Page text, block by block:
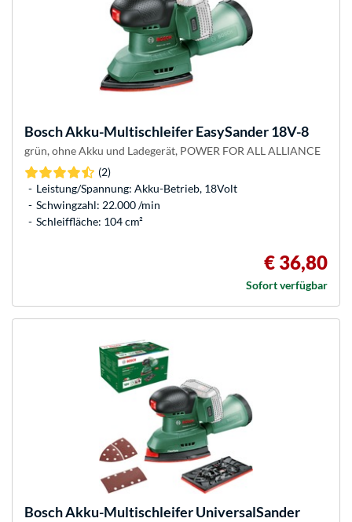
BoschAkku-Multischleifer EasySander 18V-8
grün, ohne Akku und Ladegerät, POWER FOR ALL ALLIANCE
(2)
Leistung/Spannung: Akku-Betrieb, 18Volt
Schwingzahl: 22.000 /min
Schleiffläche: 104 cm²
€ 36,80
Sofort verfügbar
BoschAkku-Multischleifer UniversalSander